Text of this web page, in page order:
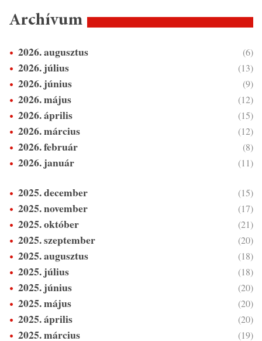
Archívum
2026. augusztus (6)
2026. július (13)
2026. június (9)
2026. május (12)
2026. április (15)
2026. március (12)
2026. február (8)
2026. január (11)
2025. december (15)
2025. november (17)
2025. október (21)
2025. szeptember (20)
2025. augusztus (18)
2025. július (18)
2025. június (20)
2025. május (20)
2025. április (20)
2025. március (19)